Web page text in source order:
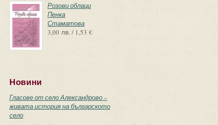
Розови облаци
Пенка
Стаматова
3,00 лв. / 1,53 €
Новини
Гласове от село Александрово –
живата история на българското
село